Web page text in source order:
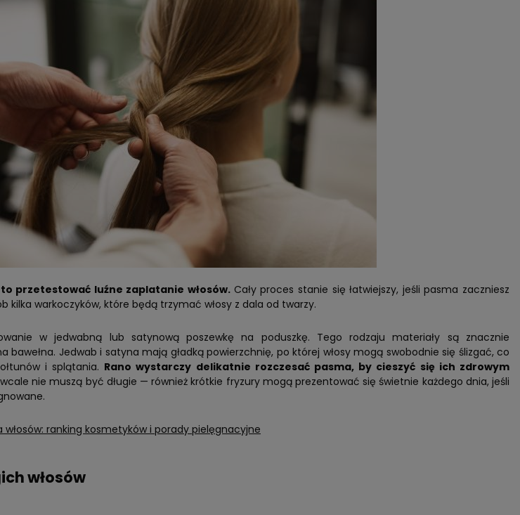
przetestować luźne zaplatanie włosów. Cały proces stanie się łatwiejszy, jeśli pasma zaczniesz
kilka warkoczyków, które będą trzymać włosy z dala od twarzy.
w jedwabną lub satynową poszewkę na poduszkę. Tego rodzaju materiały są znacznie
bawełna. Jedwab i satyna mają gładką powierzchnię, po której włosy mogą swobodnie się ślizgać, co
i splątania. Rano wystarczy delikatnie rozczesać pasma, by cieszyć się ich zdrowym
nie muszą być długie — również krótkie fryzury mogą prezentować się świetnie każdego dnia, jeśli
ranking kosmetyków i porady pielęgnacyjne
włosów